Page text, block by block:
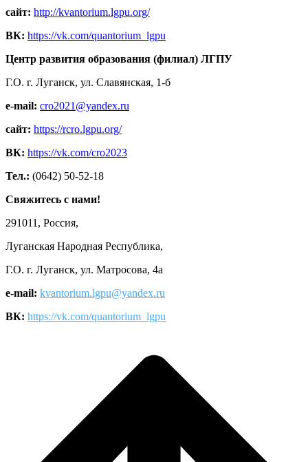
сайт: http://kvantorium.lgpu.org/
ВК: https://vk.com/quantorium_lgpu
Центр развития образования (филиал) ЛГПУ
Г.О. г. Луганск, ул. Славянская, 1-б
e-mail: cro2021@yandex.ru
сайт: https://rcro.lgpu.org/
ВК: https://vk.com/cro2023
Тел.: (0642) 50-52-18
Свяжитесь с нами!
291011, Россия,
Луганская Народная Республика,
Г.О. г. Луганск, ул. Матросова, 4а
e-mail: kvantorium.lgpu@yandex.ru
ВК: https://vk.com/quantorium_lgpu